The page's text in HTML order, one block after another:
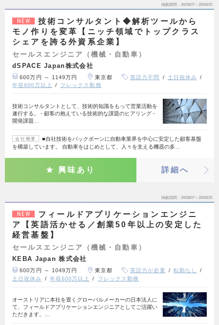
掲載期間 26/08/07～26/08/20
NEW
技術コンサルタント◆解析ツールから
モノ作りを変革【ニッチ領域でトップクラス
シェアを誇る外資系企業】
セールスエンジニア（機械・自動車）
dSPACE Japan株式会社
600万円 ～ 1149万円 東京都 英語力不問
土日祝休み
年収600万以上
フレックス勤務
技術コンサルタントとして、技術的知識をもって営業活動を
遂行する。 - 顧客の抱えている技術的な課題のヒアリング -
開発課題…
会社概要
■自社技術をバックボーンに自動車業界を中心に安定した顧客基盤
を構築しています。 自動車をはじめとして、人々を支える機器の多…
興味あり 詳細へ
掲載期間 26/08/07～26/08/20
NEW
フィールドアプリケーションエンジニ
ア【英語活かせる／創業50年以上の安定した
経営基盤】
セールスエンジニア（機械・自動車）
KEBA Japan 株式会社
600万円 ～ 1049万円 東京都 英語力が必要
転勤なし
土日祝休み
年収600万以上 フレックス勤務
オーストリアに本社を置くグローバルメーカーの日本法人に
て、フィールドアプリケーションエンジニアとしてご活躍い
ただきます。…